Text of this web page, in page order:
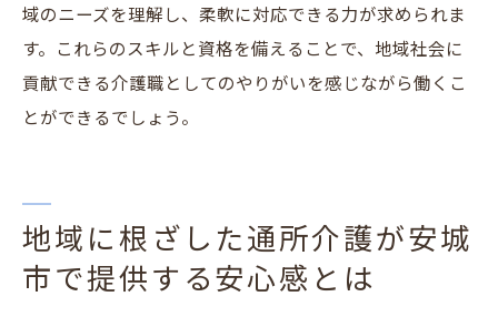
域のニーズを理解し、柔軟に対応できる力が求められま
す。これらのスキルと資格を備えることで、地域社会に
貢献できる介護職としてのやりがいを感じながら働くこ
とができるでしょう。
地域に根ざした通所介護が安城
市で提供する安心感とは